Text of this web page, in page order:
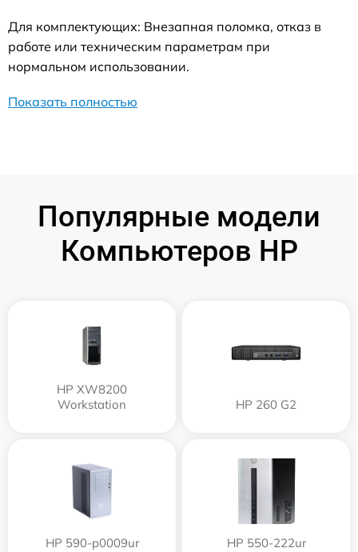
Для комплектующих: Внезапная поломка, отказ в
работе или техническим параметрам при
нормальном использовании.
Показать полностью
Популярные модели
Компьютеров HP
HP XW8200
Workstation
HP 260 G2
HP 590-p0009ur HP 550-222ur